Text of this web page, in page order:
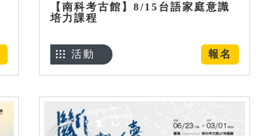
【南科考古館】8/15台語家庭意識
培力課程
報名
活動